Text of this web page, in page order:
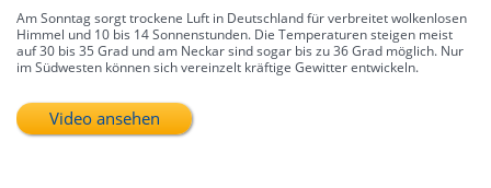
Am Sonntag sorgt trockene Luft in Deutschland für verbreitet wolkenlosen
Himmel und 10 bis 14 Sonnenstunden. Die Temperaturen steigen meist
auf 30 bis 35 Grad und am Neckar sind sogar bis zu 36 Grad möglich. Nur
im Südwesten können sich vereinzelt kräftige Gewitter entwickeln.
Video ansehen